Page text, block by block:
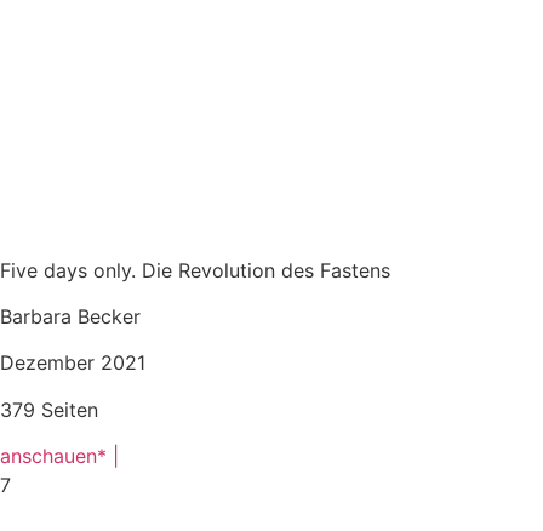
Five days only. Die Revolution des Fastens
Barbara Becker
Dezember 2021
379 Seiten
anschauen* |
7